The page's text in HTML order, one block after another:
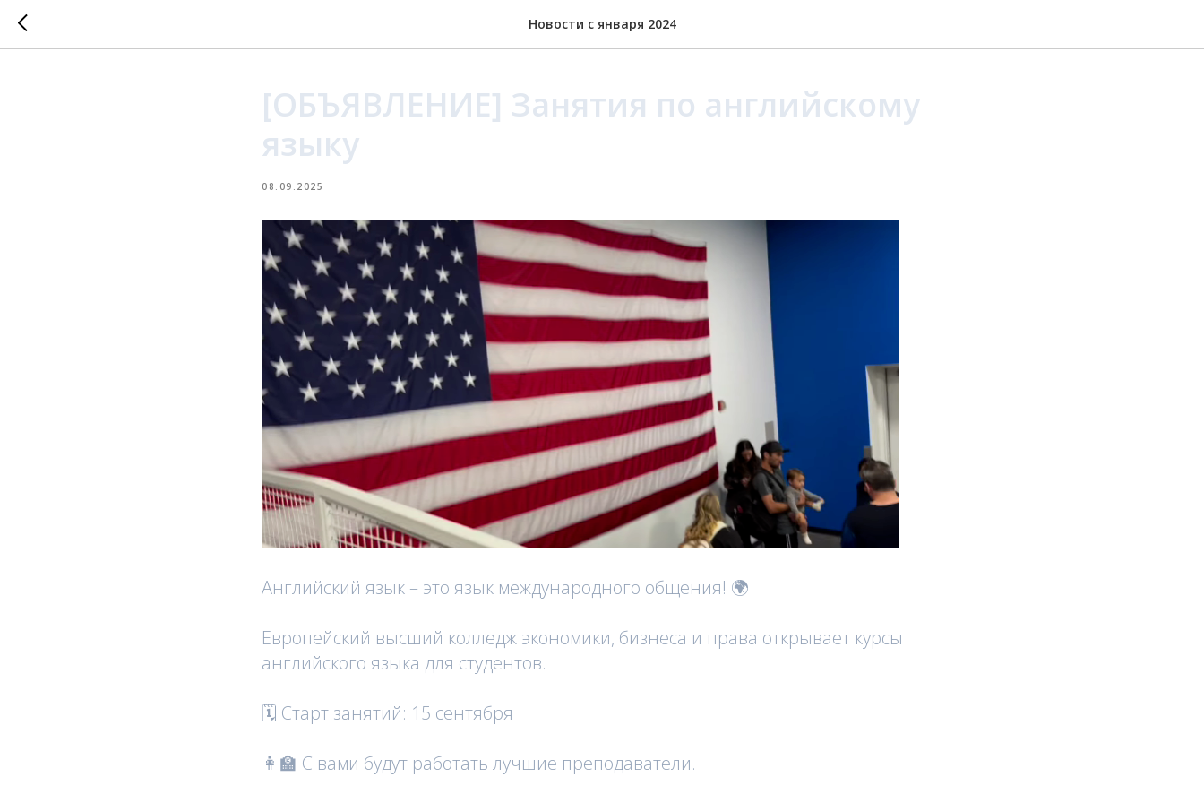
Новости с января 2024
[ОБЪЯВЛЕНИЕ] Занятия по английскому
языку
08.09.2025
Английский язык – это язык международного общения! 🌍
Европейский высший колледж экономики, бизнеса и права открывает курсы
английского языка для студентов.
🗓 Старт занятий: 15 сентября
👩‍🏫 С вами будут работать лучшие преподаватели.